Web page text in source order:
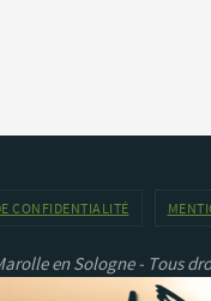
CONFIDENTIALITÉ
en Sologne - Tous